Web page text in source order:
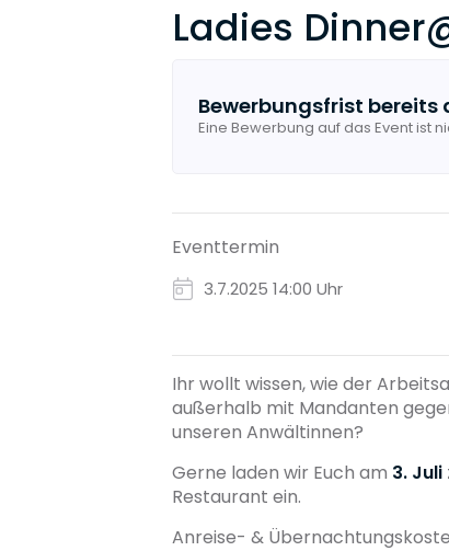
Ladies
Bewerbungsfrist bereits
Eine Bewerbung auf das Event ist
Eventtermin
3.7.2025 14:00 Uhr
Ihr wollt wissen, wie der
außerhalb mit Mandanten
unseren Anwältinnen?
Gerne laden wir Euch am 3. Juli
Restaurant ein.
Anreise- &